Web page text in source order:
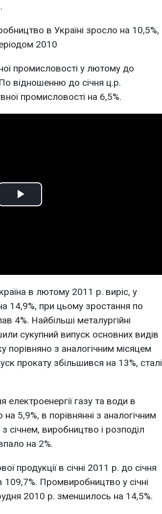
в Україні зросло на 10,5%,
2010
промисловості у лютому до
відношенню до січня ц.р.
промисловості на 6,5%.
Play
в лютому 2011 р. виріс, у
14,9%, при цьому зростання по
4%. Найбільші металургійні
сукупний випуск основних видів
порівняно з аналогічним місяцем
прокату збільшився на 13%, сталі
електроенергії газу та води в
5,9%, в порівнянні з аналогічним
січнем, виробництво і розподіл
на 2%.
продукції в січні 2011 р. до січня
Промвиробництво у січні
2010 р. зменшилось на 14,5%.